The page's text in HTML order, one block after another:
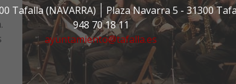
Tafalla (NAVARRA)
Plaza Navarra 5 - 31300
948 70 18 11
ayuntamiento@tafalla.es